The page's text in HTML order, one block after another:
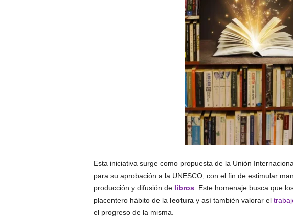
Esta iniciativa surge como propuesta de la Unión
para su aprobación a la UNESCO, con el fin de estimular
producción y difusión de libros. Este homenaje busca que
placentero hábito de la lecturay así también valorar el
el progreso de la misma.